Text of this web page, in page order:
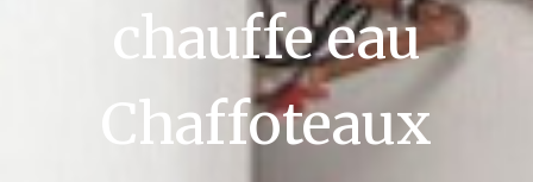
chauffe eau
Chaffoteaux